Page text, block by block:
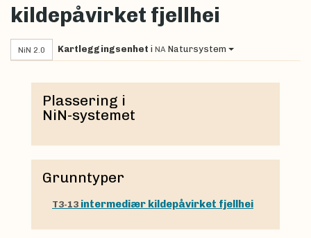
kildepåvirket fjellhei
NiN 2.0 Kartleggingsenhet i NA Natursystem
Plassering i
NiN-systemet
Grunntyper
T3-13 intermediær kildepåvirket fjellhei